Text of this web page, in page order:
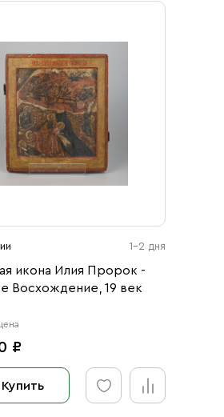
1-2 дня
икона Илия Пророк -
Восхождение, 19 век
₽
Купить